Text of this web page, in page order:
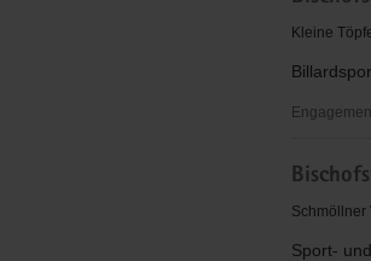
Kleine
Billard
Schmöllner
Sport-